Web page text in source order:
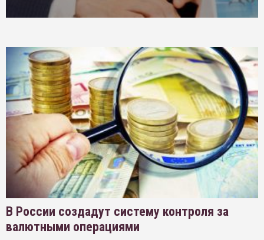
В России создадут систему контроля за
валютными операциями